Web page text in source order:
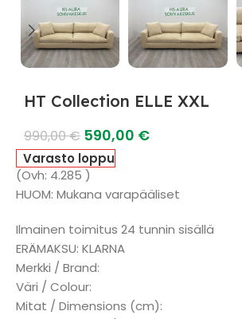
HT Collection ELLE XXL
990,00€ 590,00 €
Varasto loppu
(Ovh: 4.285 )
HUOM: Mukana varapääliset
Ilmainen toimitus 24 tunnin sisällä
ERÄMAKSU: KLARNA
Merkki / Brand:
Väri / Colour:
Mitat / Dimensions (cm):